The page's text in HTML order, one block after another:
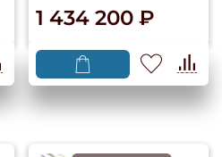
1 434 200 ₽